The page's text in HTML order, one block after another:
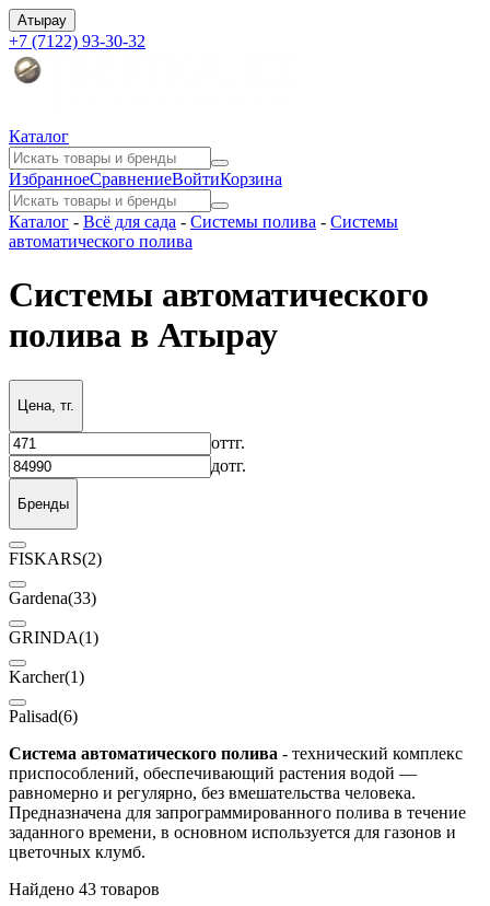
Атырау
+7 (7122) 93-30-32
Каталог
ИзбранноеСравнениеВойтиКорзина
Каталог - Всё для сада - Системы полива - Системы
автоматического полива
Системы автоматического
полива в Атырау
Цена, тг.
оттг.
дотг.
Бренды
FISKARS(2)
Gardena(33)
GRINDA(1)
Karcher(1)
Palisad(6)
Система автоматического полива - технический комплекс
приспособлений, обеспечивающий растения водой —
равномерно и регулярно, без вмешательства человека.
Предназначена для запрограммированного полива в течение
заданного времени, в основном используется для газонов и
цветочных клумб.
Найдено 43 товаров